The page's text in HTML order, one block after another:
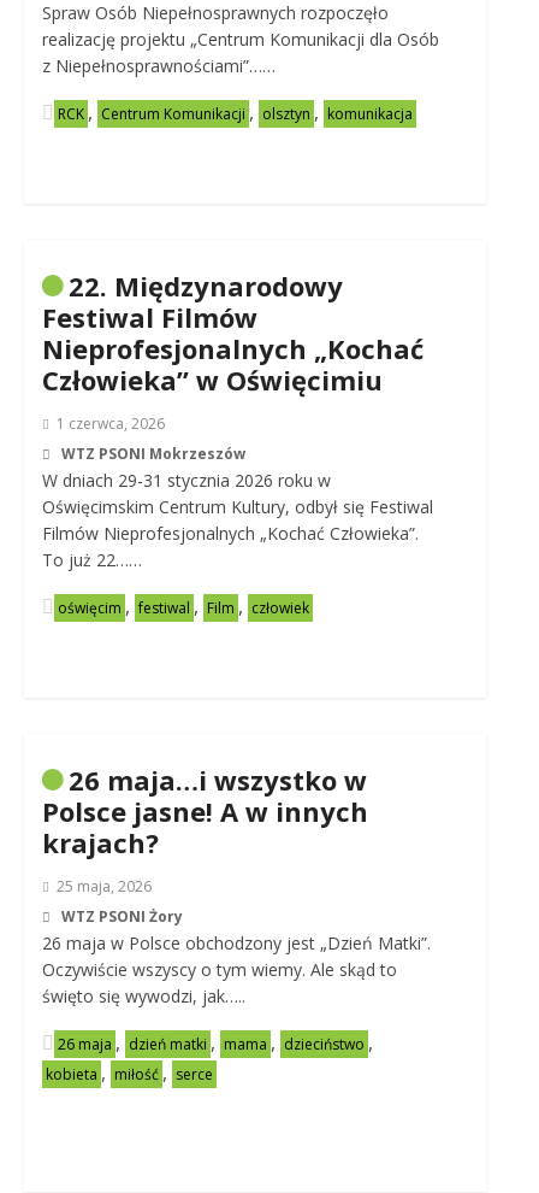
Spraw Osób Niepełnosprawnych rozpoczęło
realizację projektu „Centrum Komunikacji dla Osób
z Niepełnosprawnościami”……
RCK , Centrum Komunikacji , olsztyn , komunikacja
22. Międzynarodowy
Festiwal Filmów
Nieprofesjonalnych „Kochać
Człowieka” w Oświęcimiu
1 czerwca, 2026
WTZ PSONI Mokrzeszów
W dniach 29-31 stycznia 2026 roku w
Oświęcimskim Centrum Kultury, odbył się Festiwal
Filmów Nieprofesjonalnych „Kochać Człowieka”.
To już 22……
oświęcim , festiwal , Film , człowiek
26 maja…i wszystko w
Polsce jasne! A w innych
krajach?
25 maja, 2026
WTZ PSONI Żory
26 maja w Polsce obchodzony jest „Dzień Matki”.
Oczywiście wszyscy o tym wiemy. Ale skąd to
święto się wywodzi, jak…..
26 maja , dzień matki , mama , dzieciństwo ,
kobieta , miłość , serce